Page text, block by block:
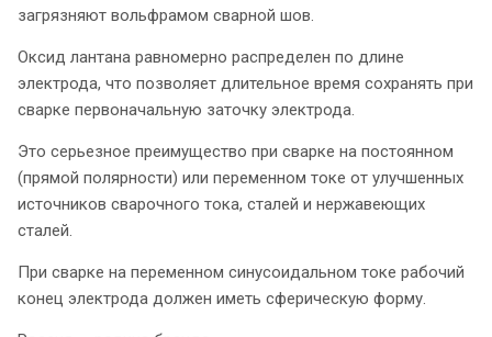
загрязняют вольфрамом сварной шов.
Оксид лантана равномерно распределен по длине
электрода, что позволяет длительное время сохранять при
сварке первоначальную заточку электрода.
Это серьезное преимущество при сварке на постоянном
(прямой полярности) или переменном токе от улучшенных
источников сварочного тока, сталей и нержавеющих
сталей.
При сварке на переменном синусоидальном токе рабочий
конец электрода должен иметь сферическую форму.